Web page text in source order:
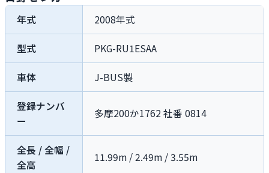
年式 2008年式
型式 PKG-RU1ESAA
車体 J-BUS製
登録ナンバ
ー
多摩200か1762 社番 0814
全長 / 全幅 /
全高
11.99m / 2.49m / 3.55m